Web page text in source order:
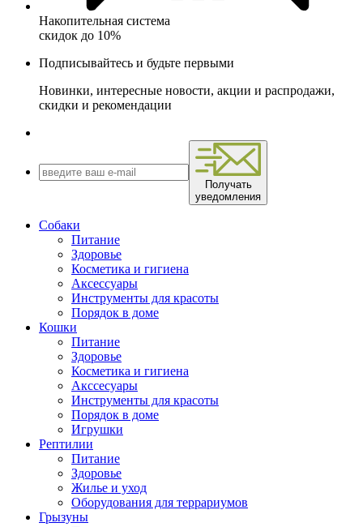
Накопительная система
скидок до 10%
Подписывайтесь и будьте первыми
Новинки, интересные новости, акции и распродажи,
скидки и рекомендации
Получать
уведомления
Собаки
Питание
Здоровье
Косметика и гигиена
Аксессуары
Инструменты для красоты
Порядок в доме
Кошки
Питание
Здоровье
Косметика и гигиена
Акссесуары
Инструменты для красоты
Порядок в доме
Игрушки
Рептилии
Питание
Здоровье
Жилье и уход
Оборудования для террариумов
Грызуны